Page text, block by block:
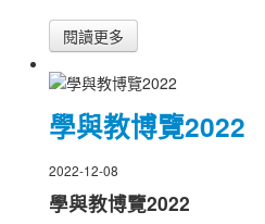
閱讀更多
學與教博覽2022
2022-12-08
學與教博覽2022